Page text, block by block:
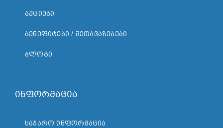
ᲐᲥᲪᲘᲔᲑᲘ
ᲑᲔᲜᲔᲤᲘᲢᲔᲑᲘ / ᲨᲔᲗᲐᲕᲐᲖᲔᲑᲔᲑᲘ
ᲑᲚᲝᲒᲘ
ინფორმაცია
ᲡᲐᲯᲐᲠᲝ ᲘᲜᲤᲝᲠᲛᲐᲪᲘᲐ